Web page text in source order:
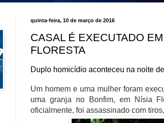
quinta-feira, 10 de março de 2016
CASAL É EXECUTADO
FLORESTA
Duplo homicídio aconteceu na noite
Um homem e uma mulher foram
uma granja no Bonfim, em Nísia
oficialmente, foi assassinado com